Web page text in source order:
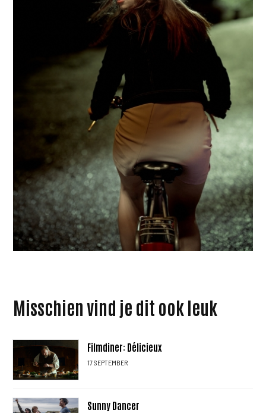
Misschien vind je dit ook leuk
Filmdiner: Délicieux
17 SEPTEMBER
Sunny Dancer